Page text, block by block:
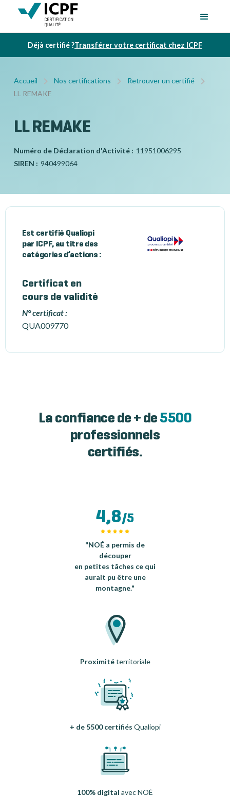
Déjà certifié ?Transférer votre certificat chez ICPF
Accueil Nos certifications
Retrouver un certifié
LL REMAKE
LL REMAKE
Numéro de Déclaration d'Activité : 11951006295
SIREN : 940499064
Est certifié Qualiopi
par ICPF, au titre des
catégories d’actions :
Certificat en
cours de validité
N° certificat :
QUA009770
La confiance de + de 5500
professionnels
certifiés.
+ de 5500 certifiés Qualiopi
100% digital avec NOÉ
4,8/5
"NOÉ a permis de
découper
en petites tâches ce qui
aurait pu être une
montagne."
Proximitéterritoriale